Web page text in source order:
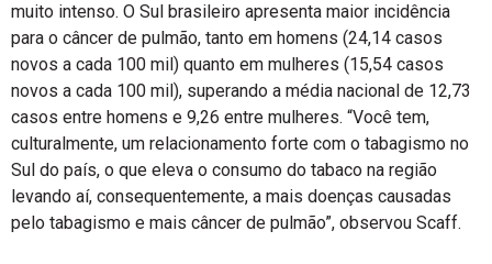
muito intenso. O Sul brasileiro apresenta maior incidência
para o câncer de pulmão, tanto em homens (24,14 casos
novos a cada 100 mil) quanto em mulheres (15,54 casos
novos a cada 100 mil), superando a média nacional de 12,73
casos entre homens e 9,26 entre mulheres. “Você tem,
culturalmente, um relacionamento forte com o tabagismo no
Sul do país, o que eleva o consumo do tabaco na região
levando aí, consequentemente, a mais doenças causadas
pelo tabagismo e mais câncer de pulmão”, observou Scaff.